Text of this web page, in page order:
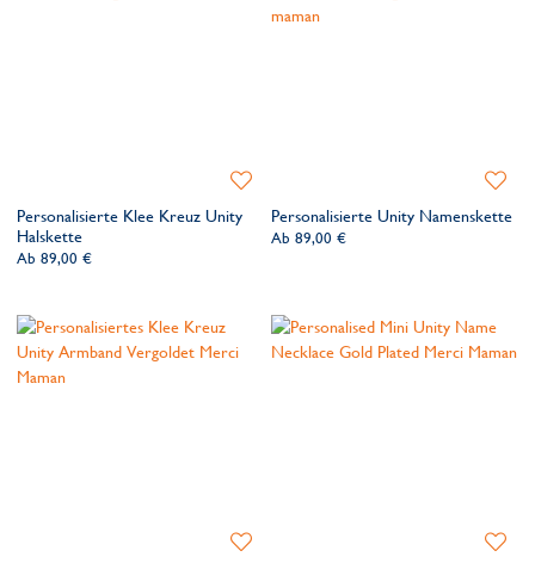
Personalisierte Klee Kreuz Unity
Halskette
Ab 89,00 €
Zur
hinzufügenPersonalisierte Unity Namenskette
Ab 89,00 €
Zur
Zur
Zur